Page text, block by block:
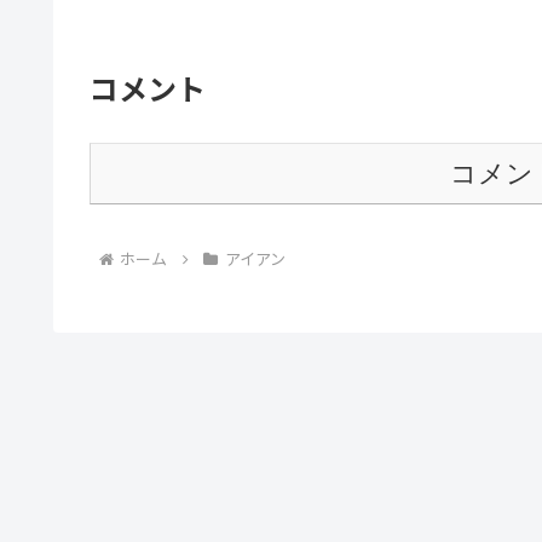
コメント
コメン
ホーム アイアン